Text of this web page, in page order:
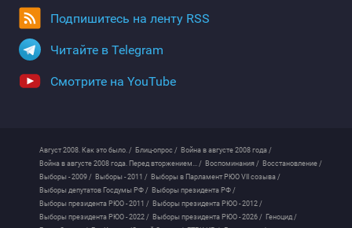
Подпишитесь на ленту RSS
Читайте в Telegram
Смотрите на YouTube
Август 2008. Как это было. / Блиц-опрос / Война в августе 2008 года /
Война в августе 2008 года. Перед вторжением... / Воспоминания / Восстановление /
Выборы - 2009 / Выборы - 2011 / Выборы в Парламент РЮО VII созыва /
Выборы депутатов Госдумы РФ / Выборы президента РФ /
Выборы президента РЮО - 2011 / Выборы президента РЮО - 2012 /
Выборы президента РЮО - 2022 / Выборы президента РЮО - 2026 / Геноцид /